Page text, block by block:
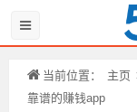
当前位置： 主页
靠谱的赚钱app